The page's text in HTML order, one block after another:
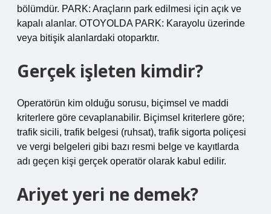
bölümdür. PARK: Araçların park edilmesi için açık ve
kapalı alanlar. OTOYOLDA PARK: Karayolu üzerinde
veya bitişik alanlardaki otoparktır.
Gerçek işleten kimdir?
Operatörün kim olduğu sorusu, biçimsel ve maddi
kriterlere göre cevaplanabilir. Biçimsel kriterlere göre;
trafik sicili, trafik belgesi (ruhsat), trafik sigorta poliçesi
ve vergi belgeleri gibi bazı resmi belge ve kayıtlarda
adı geçen kişi gerçek operatör olarak kabul edilir.
Ariyet yeri ne demek?